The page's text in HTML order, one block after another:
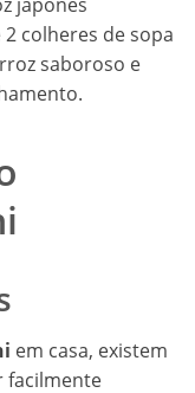
colheres de sopa
saboroso e
em casa, existem
facilmente